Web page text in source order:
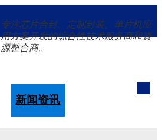
专注芯片合封、定制封装、单片机应
用方案开发的综合性技术服务商和资
源整合商。
新闻资讯